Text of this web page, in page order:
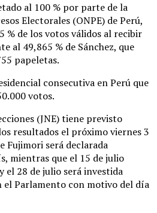
al 100 % por parte de la
Electorales (ONPE) de Perú,
% de los votos válidos al recibir
al 49,865 % de Sánchez, que
papeletas.
consecutiva en Perú que
votos.
(JNE) tiene previsto
resultados el próximo viernes 3
Fujimori será declarada
mientras que el 15 de julio
el 28 de julio será investida
el Parlamento con motivo del día